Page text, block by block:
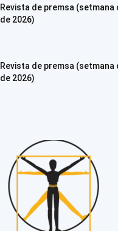
Revista de premsa (setmana
de 2026)
Revista de premsa (setmana
de 2026)